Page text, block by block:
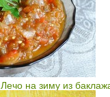
Лечо на зиму из